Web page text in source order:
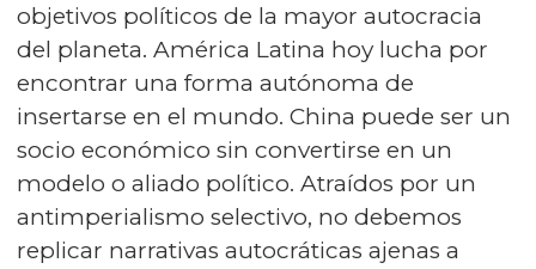
objetivos políticos de la mayor autocracia
del planeta. América Latina hoy lucha por
encontrar una forma autónoma de
insertarse en el mundo. China puede ser un
socio económico sin convertirse en un
modelo o aliado político. Atraídos por un
antimperialismo selectivo, no debemos
replicar narrativas autocráticas ajenas a